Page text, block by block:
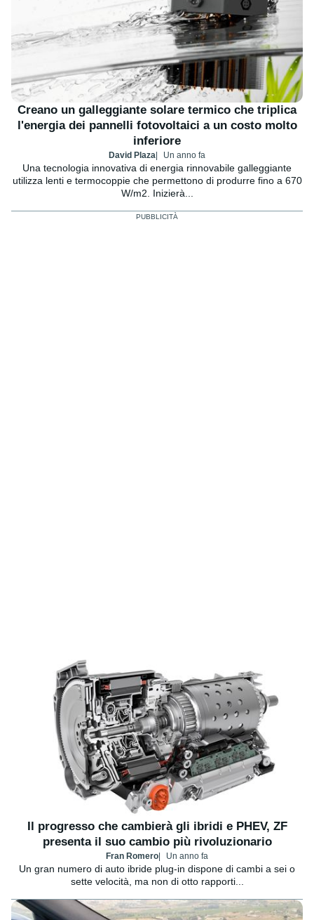
Creano un galleggiante solare termico che triplica
l'energia dei pannelli fotovoltaici a un costo molto
inferiore
David Plaza Un anno fa
Una tecnologia innovativa di energia rinnovabile galleggiante
utilizza lenti e termocoppie che permettono di produrre fino a 670
W/m2. Inizierà...
Il progresso che cambierà gli ibridi e PHEV, ZF
presenta il suo cambio più rivoluzionario
Fran Romero Un anno fa
Un gran numero di auto ibride plug-in dispone di cambi a sei o
sette velocità, ma non di otto rapporti...